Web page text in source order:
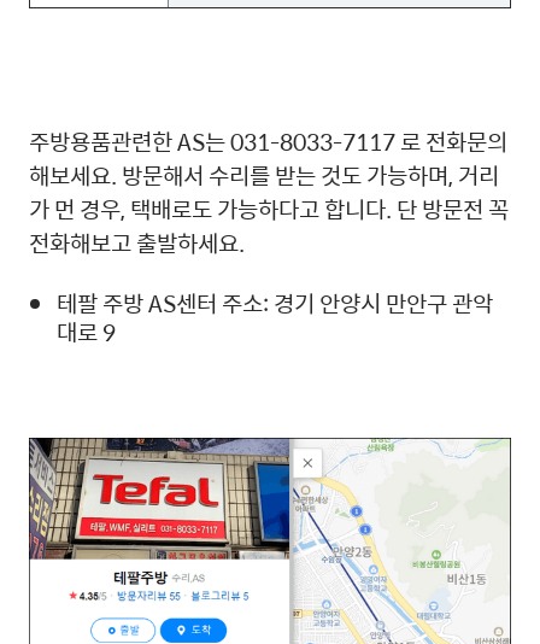
주방용품관련한 AS는 031-8033-7117 로 전화문의
해보세요. 방문해서 수리를 받는 것도 가능하며, 거리
가 먼 경우, 택배로도 가능하다고 합니다. 단 방문전 꼭
전화해보고 출발하세요.
테팔 주방 AS센터 주소: 경기 안양시 만안구 관악
대로 9